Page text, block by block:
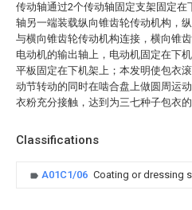
传动轴通过2个传动轴固定支架固定在
轴另一端装载纵向锥齿轮传动机构，
与横向锥齿轮传动机构连接，横向锥
电动机的输出轴上，电动机固定在下
平板固定在下机架上；本发明使包衣
动节转动的同时在啮合盘上做圆周运
衣粉充分接触，达到为三七种子包衣的
Classifications
A01C1/06 Coating or dressing